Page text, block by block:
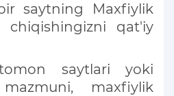
saytning Maxfiylik
chiqishingizni qat'iy
saytlari yoki
maxfiylik